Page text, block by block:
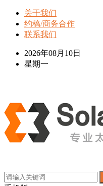
关于我们
约稿/商务合作
联系我们
2026年08月10日
星期一